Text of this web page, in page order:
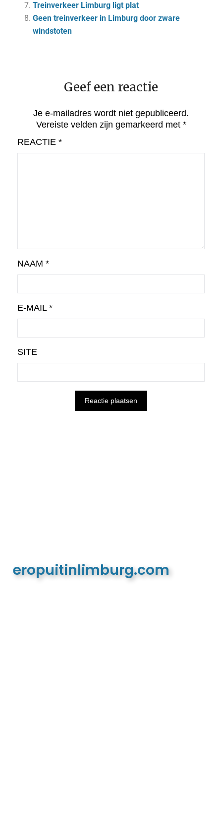
Treinverkeer Limburg ligt plat
Geen treinverkeer in Limburg door zware
windstoten
Geef een reactie
Je e-mailadres wordt niet gepubliceerd.
Vereiste velden zijn gemarkeerd met *
REACTIE *
NAAM *
E-MAIL *
SITE
eropuitinlimburg.com